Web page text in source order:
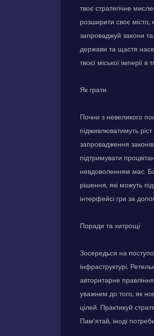
твоє стратегічне
розширити своє
запроваджуй закони
держави та щастя
твоєї міської імперії
Як грати
Почни з невеликого
підживлюватимуть
запровадження
підтримувати
невдоволенням мас.
рішення, які можуть
інтерфейсі гри за
Поради та хитрощі
Зосередься на
інфраструктурі.
авторитарне
уважним до того, як
цілей. Практикуй
Пам’ятай, іноді